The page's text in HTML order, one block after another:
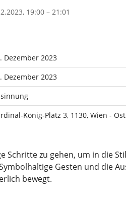
19:00 – 21:01
Dezember 2023
Dezember 2023
König-Platz 3, 1130, Wien -
Schritte zu gehen, um in die
Gesten und die
bewegt.